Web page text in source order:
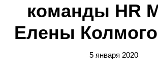
команды HR
Елены
5 января 2020